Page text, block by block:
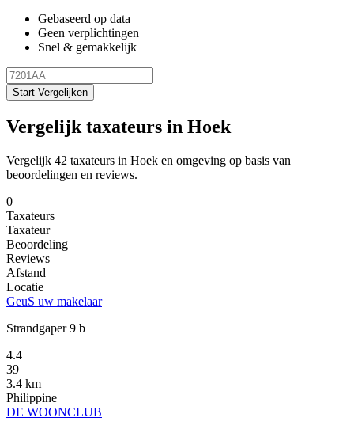
Gebaseerd op data
Geen verplichtingen
Snel & gemakkelijk
Start Vergelijken
Vergelijk taxateurs in Hoek
Vergelijk 42 taxateurs in Hoek en omgeving op basis van
beoordelingen en reviews.
0
Taxateurs
Taxateur
Beoordeling
Reviews
Afstand
Locatie
GeuS uw makelaar
Strandgaper 9 b
4.4
39
3.4 km
Philippine
DE WOONCLUB